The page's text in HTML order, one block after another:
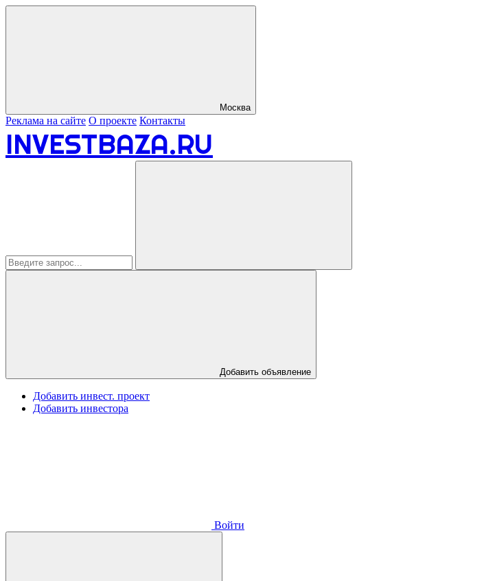
Москва
Реклама на сайте О проекте Контакты
INVESTBAZA.RU
Добавить объявление
Добавить инвест. проект
Добавить инвестора
Войти